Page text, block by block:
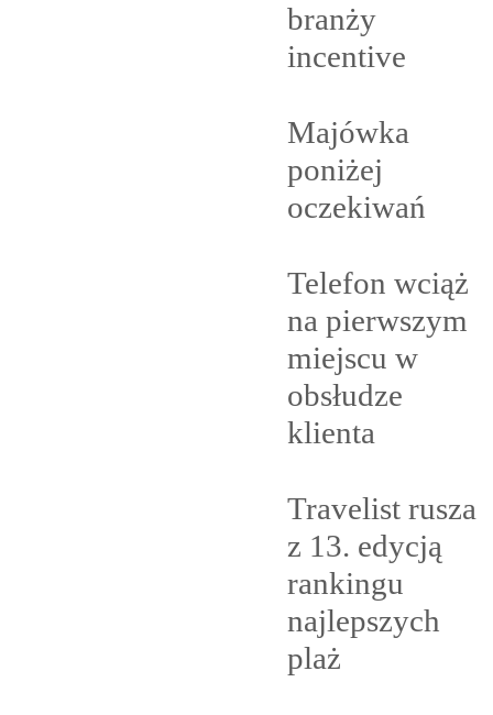
branży
incentive
Majówka
poniżej
oczekiwań
Telefon wciąż
na pierwszym
miejscu w
obsłudze
klienta
Travelist rusza
z 13. edycją
rankingu
najlepszych
plaż